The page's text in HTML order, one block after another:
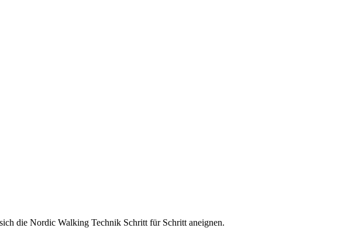
die Nordic Walking Technik Schritt für Schritt aneignen.